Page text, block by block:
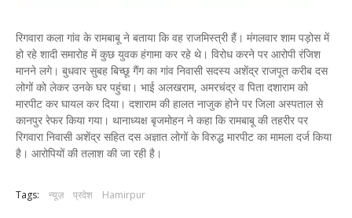
रिगवारा कला गांव के रामबाबू ने बताया कि वह राजमिस्त्री हैं। मंगलवार शाम पड़ोस में
हो रहे शादी समारोह में कुछ युवक हंगामा कर रहे थे। विरोध करने पर आरोपी रंजिश
मानने लगे। बुधवार सुबह बिच्छू गैंग का गांव निवासी सदस्य अशेंद्र राजपूत करीब दस
लोगों को लेकर उनके घर पहुंचा। भाई अलखराम, अमरचंद्र व पिता दशाराम को
मारपीट कर घायल कर दिया। दशाराम की हालत नाजुक होने पर जिला अस्पताल से
कानपुर रेफर किया गया। थानाध्यक्ष बृजमोहन ने कहा कि रामबाबू की तहरीर पर
रिगवारा निवासी अशेंद्र सहित दस अज्ञात लोगों के विरुद्ध मारपीट का मामला दर्ज किया
है। आरोपियों की तलाश की जा रही है।
Tags: न्यूज़ प्रदेश Hamirpur